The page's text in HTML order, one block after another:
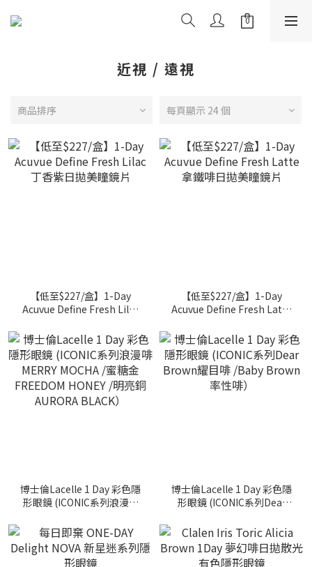
近視 / 遠視
商品排序 每頁顯示 24 個
【低至$227/盒】1-Day
Acuvue Define Fresh Lilac
【低至$227/盒】1-Day
Acuvue Define Fresh Latte
博士倫Lacelle 1 Day 彩色隱
形眼鏡 (ICONIC系列浪漫啡
FREEDOM HONEY /明亮銅
AURORA BLACK）
博士倫Lacelle 1 Day 彩色隱
形眼鏡 (ICONIC系列Dear
率性啡）